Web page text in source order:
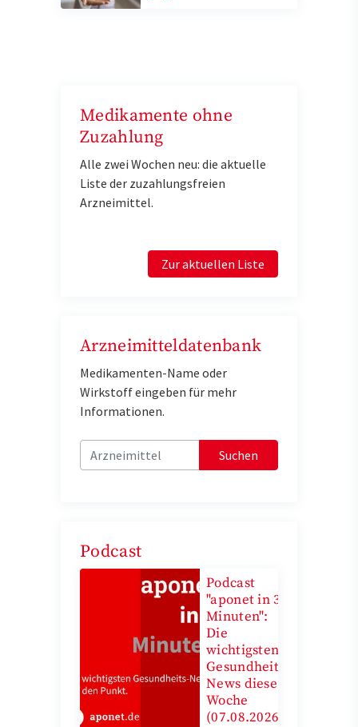
Medikamente ohne
Zuzahlung
Alle zwei Wochen neu: die aktuelle
Liste der zuzahlungsfreien
Arzneimittel.
Zur aktuellen Liste
Arzneimitteldatenbank
Medikamenten-Name oder
Wirkstoff eingeben für mehr
Informationen.
Suchen
Podcast
Podcast
"aponet in 3
Minuten":
Die
wichtigsten
Gesundheits-
News diese
Woche
(07.08.2026)